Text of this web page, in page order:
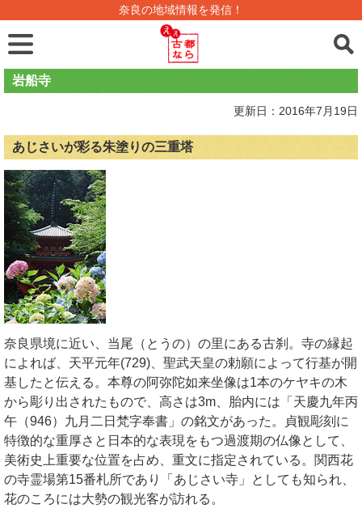
奈良の地域情報を発信！
岩船寺
更新日：2016年7月19日
あじさいが彩る朱塗りの三重塔
奈良県境に近い、当尾（とうの）の里にある古刹。寺の縁起
によれば、天平元年(729)、聖武天皇の勅願によって行基が開
基したと伝える。本尊の阿弥陀如来坐像は1本のケヤキの木
から彫り出されたもので、高さは3m、胎内には「天慶九年丙
午（946）九月二日梵字奉書」の銘文があった。貞観彫刻に
特徴的な重厚さと日本的な表現をもつ過渡期の仏像として、
美術史上重要な位置を占め、重文に指定されている。関西花
の寺霊場第15番札所であり「あじさい寺」としても知られ、
花のころには大勢の観光客が訪れる。